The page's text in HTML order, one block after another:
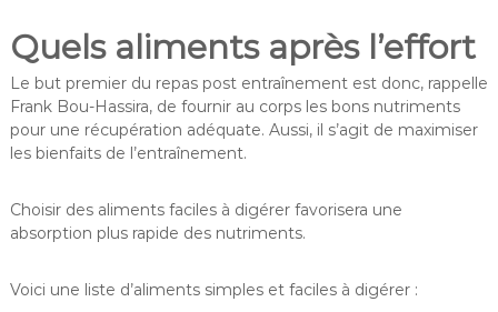
Quels aliments après l’effort
Le but premier du repas post entraînement est donc, rappelle
Frank Bou-Hassira, de fournir au corps les bons nutriments
pour une récupération adéquate. Aussi, il s’agit de maximiser
les bienfaits de l’entraînement.
Choisir des aliments faciles à digérer favorisera une
absorption plus rapide des nutriments.
Voici une liste d’aliments simples et faciles à digérer :